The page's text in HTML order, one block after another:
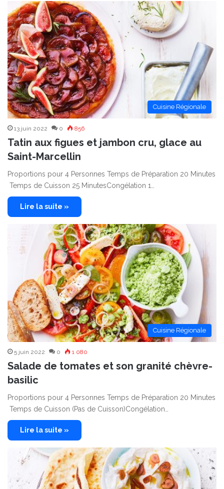
Cuisine Régionale
13 juin 2022 0 856
Tatin aux figues et jambon cru, glace au
Saint-Marcellin
Proportions pour 4 Personnes Temps de Préparation 20 Minutes
Temps de Cuisson 25 MinutesCongélation 1…
Lire la suite »
Cuisine Régionale
5 juin 2022 0 1 080
Salade de tomates et son granité chèvre-
basilic
Proportions pour 4 Personnes Temps de Préparation 20 Minutes
Temps de Cuisson (Pas de Cuisson)Congélation…
Lire la suite »